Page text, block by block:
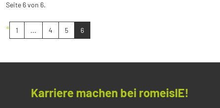
Seite 6 von 6.
« 1 ... 4 5 6
Karriere machen bei romeisIE!